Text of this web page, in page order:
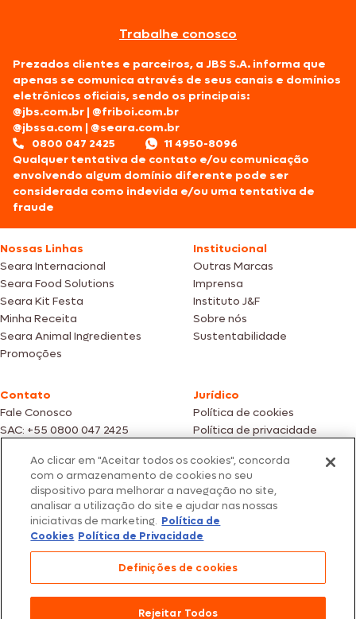
Trabalhe conosco
Prezados clientes e parceiros, a JBS S.A. informa que
apenas se comunica através de seus canais e domínios
eletrônicos oficiais, sendo os principais:
@jbs.com.br |@friboi.com.br
@jbssa.com |@seara.com.br
0800 047 2425
11 4950-8096
Qualquer tentativa de contato e/ou comunicação
envolvendo algum domínio diferente pode ser
considerada como indevida e/ou uma tentativa de
fraude
Nossas Linhas
Seara Internacional
Seara Food Solutions
Seara Kit Festa
Minha Receita
Seara Animal Ingredientes
Promoções
Institucional
Outras Marcas
Imprensa
Instituto J&F
Sobre nós
Sustentabilidade
Contato
Fale Conosco
SAC: +55 0800 047 2425
Jurídico
Política de cookies
Política de privacidade
Fotos meramente ilustrativas | Ofertas válidas enquanto durarem os
estoques dos nossos parceiros | Vendas sujeitas a análise e confirmação
de dados.
Os preços, promoções e condições de pagamento são válidos
exclusivamente para compras efetuadas em nossos parceiros.
Todos os produtos estão sujeitos a disponibilidade de estoque.
São Paulo/SP – CEP 05.118-100
© 2026 Seara. Todos os direitos reservados
Ao clicar em "Aceitar todos os cookies", concorda
com o armazenamento de cookies no seu
dispositivo para melhorar a navegação no site,
analisar a utilização do site e ajudar nas nossas
iniciativas de marketing. Política de
Cookies Política de Privacidade
Definições de cookies
Rejeitar Todos